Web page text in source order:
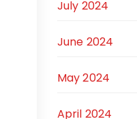
July 2024
June 2024
May 2024
April 2024